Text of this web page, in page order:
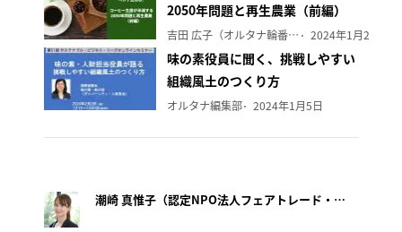
2050年問題と再生農業（前編）
吉田 広子（オルタナ輪番編集長） 2024年1月29日
味の素役員に聞く、挑戦しやすい
組織風土のつくり方
オルタナ編集部 2024年1月5日
潮崎 真惟子（認定NPO法人フェアトレード・ラベル・ジャパン事務局長）